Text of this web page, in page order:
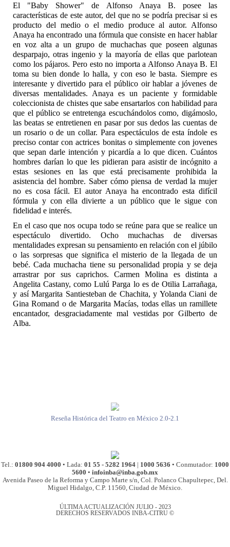
El "Baby Shower" de Alfonso Anaya B. posee las
características de este autor, del que no se podría precisar si es
producto del medio o el medio produce al autor. Alfonso
Anaya ha encontrado una fórmula que consiste en hacer hablar
en voz alta a un grupo de muchachas que poseen algunas
desparpajo, otras ingenio y la mayoría de ellas que parlotean
como los pájaros. Pero esto no importa a Alfonso Anaya B. El
toma su bien donde lo halla, y con eso le basta. Siempre es
interesante y divertido para el público oir hablar a jóvenes de
diversas mentalidades. Anaya es un paciente y formidable
coleccionista de chistes que sabe ensartarlos con habilidad para
que el público se entretenga escuchándolos como, digámoslo,
las beatas se entretienen en pasar por sus dedos las cuentas de
un rosario o de un collar. Para espectáculos de esta índole es
preciso contar con actrices bonitas o simplemente con jovenes
que sepan darle intención y picardía a lo que dicen. Cuántos
hombres darían lo que les pidieran para asistir de incógnito a
estas sesiones en las que está precisamente prohibida la
asistencia del hombre. Saber cómo piensa de verdad la mujer
no es cosa fácil. El autor Anaya ha encontrado esta difícil
fórmula y con ella divierte a un público que le sigue con
fidelidad e interés.
En el caso que nos ocupa todo se reúne para que se realice un
espectáculo divertido. Ocho muchachas de diversas
mentalidades expresan su pensamiento en relación con el júbilo
o las sorpresas que significa el misterio de la llegada de un
bebé. Cada muchacha tiene su personalidad propia y se deja
arrastrar por sus caprichos. Carmen Molina es distinta a
Angelita Castany, como Lulú Parga lo es de Otilia Larrañaga,
y así Margarita Santiesteban de Chachita, y Yolanda Ciani de
Gina Romand o de Margarita Macías, todas ellas un ramillete
encantador, desgraciadamente mal vestidas por Gilberto de
Alba.
Reseña Histórica del Teatro en México 2.0-2.1
Tel.: 01800 904 4000 • Lada: 01 55 - 5282 1964 | 1000 5636 • Conmutador: 1000
5600 • infoinba@inba.gob.mx
Avenida Paseo de la Reforma y Campo Marte s/n, Col. Polanco Chapultepec, Del.
Miguel Hidalgo, C.P. 11560, Ciudad de México.
ÚLTIMA ACTUALIZACIÓN JULIO - 2023
DERECHOS RESERVADOS INBA-CITRU ©